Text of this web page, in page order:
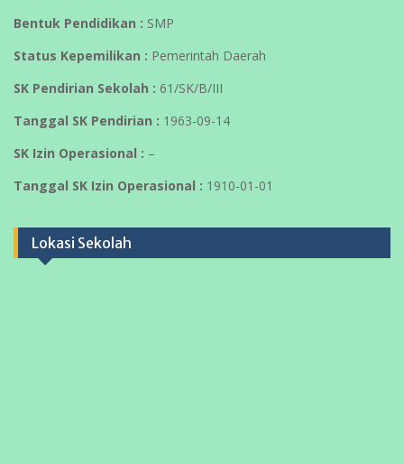
Bentuk Pendidikan : SMP
Status Kepemilikan : Pemerintah Daerah
SK Pendirian Sekolah : 61/SK/B/III
Tanggal SK Pendirian : 1963-09-14
SK Izin Operasional : –
Tanggal SK Izin Operasional : 1910-01-01
Lokasi Sekolah